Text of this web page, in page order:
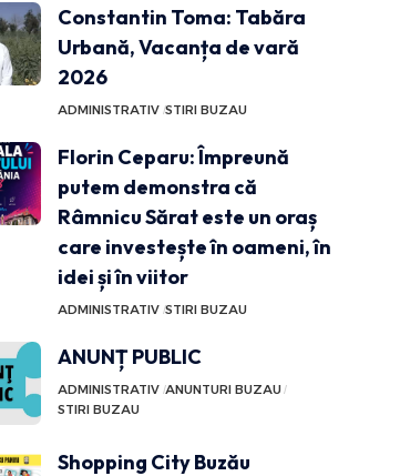
Constantin Toma: Tabăra
Urbană, Vacanța de vară
2026
ADMINISTRATIV STIRI BUZAU
Florin Ceparu: Împreună
putem demonstra că
Râmnicu Sărat este un oraș
care investește în oameni, în
idei și în viitor
ADMINISTRATIV STIRI BUZAU
ANUNȚ PUBLIC
ADMINISTRATIV ANUNTURI BUZAU
STIRI BUZAU
Shopping City Buzău